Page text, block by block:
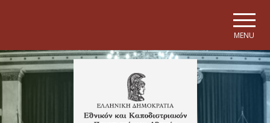
MENU